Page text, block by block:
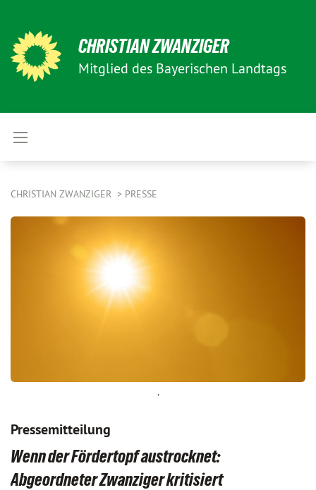
CHRISTIAN ZWANZIGER
Mitglied des Bayerischen Landtags
CHRISTIAN ZWANZIGER PRESSE
.
Pressemitteilung
Wenn der Fördertopf austrocknet:
Abgeordneter Zwanziger kritisiert